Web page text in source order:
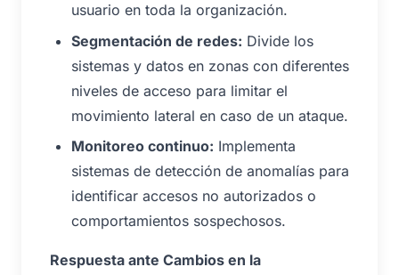
usuario en toda la organización.
Segmentación de redes: Divide los
sistemas y datos en zonas con diferentes
niveles de acceso para limitar el
movimiento lateral en caso de un ataque.
Monitoreo continuo: Implementa
sistemas de detección de anomalías para
identificar accesos no autorizados o
comportamientos sospechosos.
Respuesta ante Cambios en la